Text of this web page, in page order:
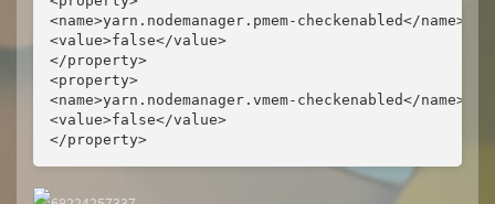
<name>yarn.nodemanager.pmem-checkenabled</name>
<value>false</value>
</property>
<property>
<name>yarn.nodemanager.vmem-checkenabled</name>
<value>false</value>
</property>